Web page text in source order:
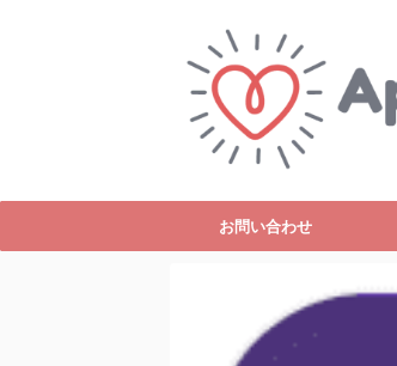
お問い合わせ